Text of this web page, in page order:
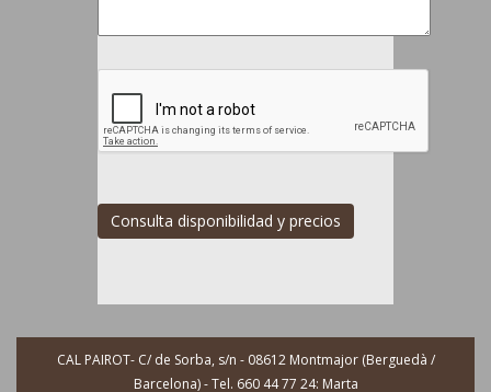
Consulta disponibilidad y precios
CAL PAIROT- C/ de Sorba, s/n - 08612 Montmajor (Berguedà /
Barcelona) - Tel. 660 44 77 24: Marta